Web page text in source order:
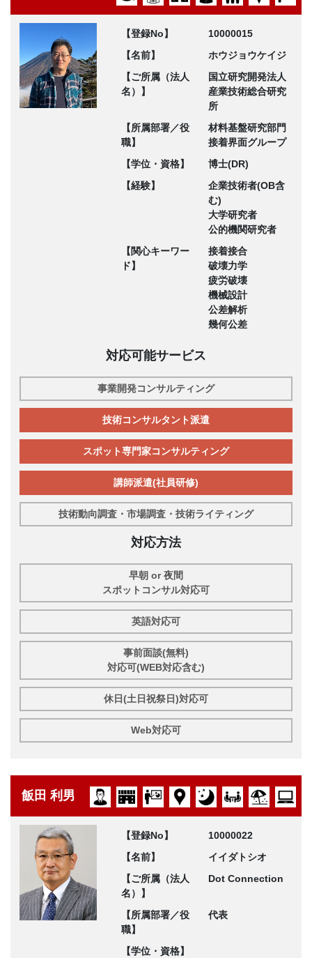
【登録No】
10000015
【名前】
ホウジョウケイジ
【ご所属（法人
名）】
国立研究開発法人
産業技術総合研究
所
【所属部署／役
職】
材料基盤研究部門
接着界面グループ
【学位・資格】
博士(DR)
【経験】
企業技術者(OB含
む)
大学研究者
公的機関研究者
【関心キーワー
ド】
接着接合
破壊力学
疲労破壊
機械設計
公差解析
幾何公差
対応可能サービス
事業開発コンサルティング
技術コンサルタント派遣
スポット専門家コンサルティング
講師派遣(社員研修)
技術動向調査・市場調査・技術ライティング
対応方法
早朝 or 夜間
スポットコンサル対応可
英語対応可
事前面談(無料)
対応可(WEB対応含む)
休日(土日祝祭日)対応可
Web対応可
飯田 利男
【登録No】
10000022
【名前】
イイダトシオ
【ご所属（法人
名）】
Dot Connection
【所属部署／役
職】
代表
【学位・資格】